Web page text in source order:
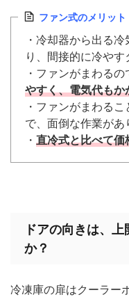
ファン式のメリット
・冷却器から出る
り、間接的に冷やす
・ファンがまわるの
やすく、電気代もか
・ファンがまわるこ
で、面倒な作業があ
・ 直冷式と比べて価
ドアの向きは、
か？
冷凍庫の扉はクーラー